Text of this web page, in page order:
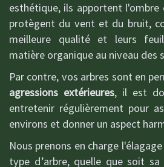
esthétique, ils apportent
protègent du vent et du bruit,
meilleure qualité et leurs
matière organique au niveau des
Par contre, vos arbres sont en
agressions extérieures, il est
entretenir régulièrement pour
environs et donner un aspect
Nous prenons en charge
type d’arbre, quelle que soit